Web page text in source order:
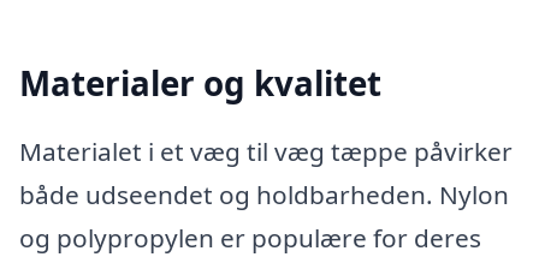
Materialer og kvalitet
Materialet i et væg til væg tæppe påvirker
både udseendet og holdbarheden. Nylon
og polypropylen er populære for deres